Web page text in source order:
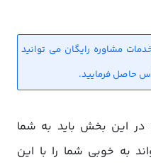
مشاوره رایگان می توانید
در این بخش باید به شما
به خوبی شما را با این